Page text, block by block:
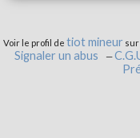
Voir le profil de tiot mineur sur
Signaler un abus